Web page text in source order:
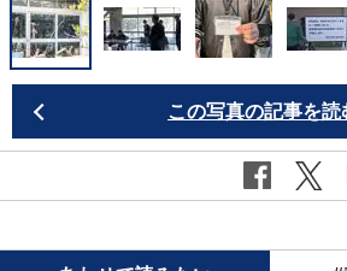
この写真の記事を読